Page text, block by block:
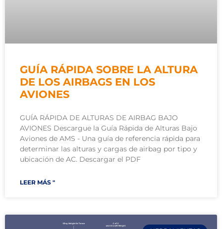
GUÍA RÁPIDA SOBRE LA ALTURA
DE LOS AIRBAGS EN LOS
AVIONES
GUÍA RÁPIDA DE ALTURAS DE AIRBAG BAJO
AVIONES Descargue la Guía Rápida de Alturas Bajo
Aviones de AMS - Una guía de referencia rápida para
determinar las alturas y cargas de airbag por tipo y
ubicación de AC. Descargar el PDF
LEER MÁS "